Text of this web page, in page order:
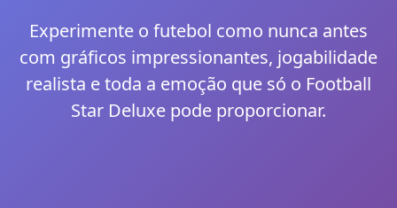
Experimente o futebol como nunca antes
com gráficos impressionantes, jogabilidade
realista e toda a emoção que só o Football
Star Deluxe pode proporcionar.